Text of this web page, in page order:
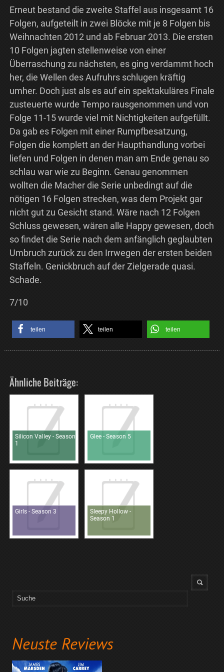
Neuste Reviews
Erneut bestand die zweite Staffel aus insgesamt 16
Folgen, aufgeteilt in zwei Blöcke mit je 8 Folgen bis
Weihnachten 2012 und ab Februar 2013. Die ersten
10 Folgen jagten stellenweise von einer
Überraschung zu nächsten, es ging verdammt hoch
her, die Wellen des Aufruhrs schlugen kräftig
umher. Doch just als es auf ein spektakuläres Finale
zusteuerte wurde Tempo rausgenommen und von
Folge 11-15 wurde viel mit Nichtigkeiten aufgefüllt.
Da gab es Folgen mit einer Rumpfbesatzung,
Folgen die komplett an der Haupthandlung vorbei
liefen und Folgen in denen man am Ende genau so
schlau war wie zu Beginn. Genau genommen
wollten die Macher die Serie unbedingt auf die
nötigen 16 Folgen strecken, was dem Projekt gar
nicht gut zu Gesicht stand. Wäre nach 12 Folgen
Schluss gewesen, wären alle Happy gewesen, doch
so findet die Serie nach dem anfänglich geglaubten
Umbruch zurück zu den Irrwegen der ersten beiden
Staffeln. Genickbruch auf der Zielgerade quasi.
Schade.
7/10
teilen teilen teilen
Ähnliche Beiträge:
Silicon Valley - Season
1
Glee - Season 5
Girls - Season 3
Sleepy Hollow -
Season 1